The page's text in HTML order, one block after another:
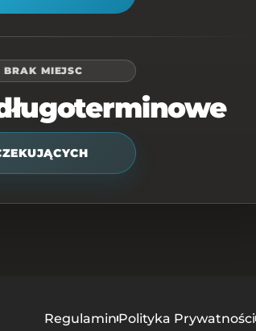
BRAK MIEJSC
Regulamin Polityka Prywatności